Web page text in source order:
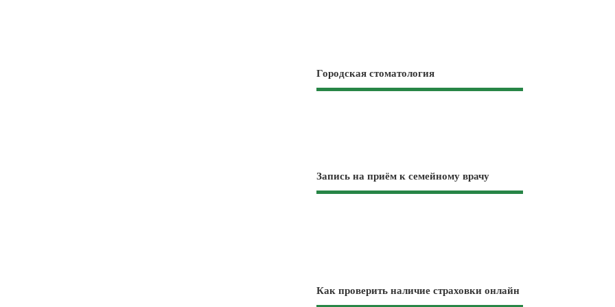
Городская стоматология
Запись на приём к семейному врачу
Как проверить наличие страховки онлайн